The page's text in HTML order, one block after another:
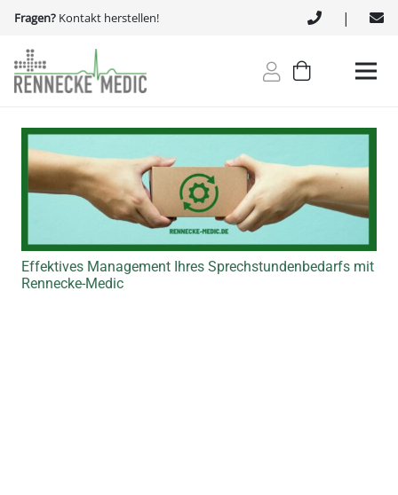
Fragen? Kontakt herstellen! |
Effektives Management Ihres Sprechstundenbedarfs mit
Rennecke-Medic